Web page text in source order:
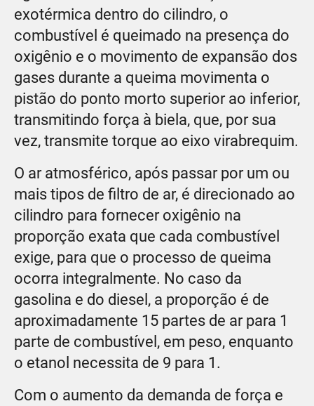
exotérmica dentro do cilindro, o
combustível é queimado na presença do
oxigênio e o movimento de expansão dos
gases durante a queima movimenta o
pistão do ponto morto superior ao inferior,
transmitindo força à biela, que, por sua
vez, transmite torque ao eixo virabrequim.
O ar atmosférico, após passar por um ou
mais tipos de filtro de ar, é direcionado ao
cilindro para fornecer oxigênio na
proporção exata que cada combustível
exige, para que o processo de queima
ocorra integralmente. No caso da
gasolina e do diesel, a proporção é de
aproximadamente 15 partes de ar para 1
parte de combustível, em peso, enquanto
o etanol necessita de 9 para 1.
Com o aumento da demanda de força e